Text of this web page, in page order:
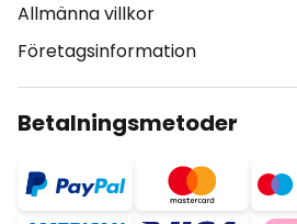
Allmänna villkor
Företagsinformation
Betalningsmetoder